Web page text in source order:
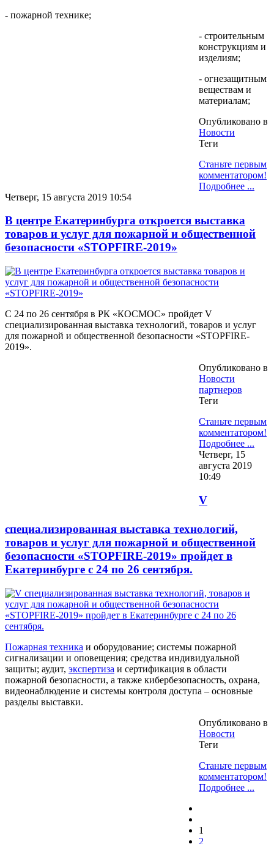
- пожарной технике;
- строительным
конструкциям и
изделиям;
- огнезащитным
веществам и
материалам;
Опубликовано в
Новости
Теги
Станьте первым
комментатором!
Подробнее ...
Четверг, 15 августа 2019 10:54
В центре Екатеринбурга откроется выставка
товаров и услуг для пожарной и общественной
безопасности «STOPFIRE-2019»
С 24 по 26 сентября в РК «КОСМОС» пройдет V
специализированная выставка технологий, товаров и услуг
для пожарной и общественной безопасности «STOPFIRE-
2019».
Опубликовано в
Новости
партнеров
Теги
Станьте первым
комментатором!
Подробнее ...
Четверг, 15
августа 2019
10:49
V
специализированная выставка технологий,
товаров и услуг для пожарной и общественной
безопасности «STOPFIRE-2019» пройдет в
Екатеринбурге с 24 по 26 сентября.
Пожарная техника и оборудование; системы пожарной
сигнализации и оповещения; средства индивидуальной
защиты; аудит, экспертиза и сертификация в области
пожарной безопасности, а также кибербезопасность, охрана,
видеонаблюдение и системы контроля доступа – основные
разделы выставки.
Опубликовано в
Новости
Теги
Станьте первым
комментатором!
Подробнее ...
1
2